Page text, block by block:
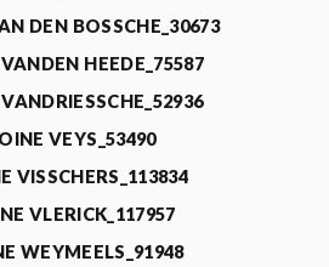
DEN BOSSCHE_30673
HEEDE_75587
VEYS_53490
VISSCHERS_113834
VLERICK_117957
WEYMEELS_91948